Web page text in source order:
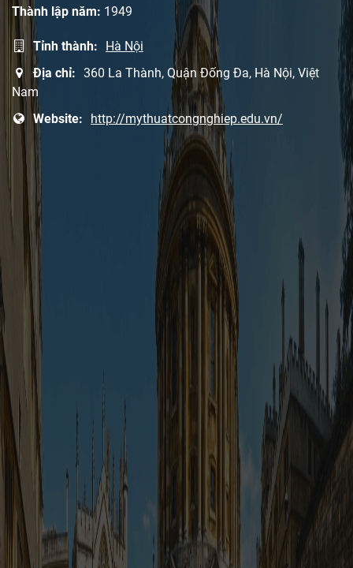
Thành lập năm: 1949
Tỉnh thành:
Hà Nội
Địa chỉ: 360 La Thành, Quận Đống Đa, Hà Nội, Việt
Nam
Website:
http://mythuatcongnghiep.edu.vn/